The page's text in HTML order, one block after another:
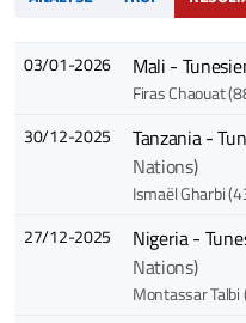
03/01-2026 Mali -
Firas Chaouat
30/12-2025 Tanzania -
Nations)
Ismaël Gharbi
27/12-2025 Nigeria -
Nations)
Montassar Talbi